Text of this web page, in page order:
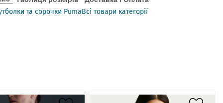
та сорочки PumaВсі товари категорії